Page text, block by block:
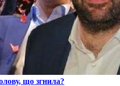
що згнила?